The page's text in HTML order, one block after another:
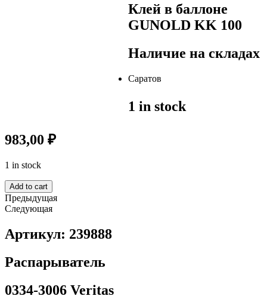
Клей в баллоне
GUNOLD KK 100
Наличие на складах
Саратов
1 in stock
983,00 ₽
1 in stock
Add to cart
Предыдущая
Следующая
Артикул: 239888
Распарыватель
0334-3006 Veritas